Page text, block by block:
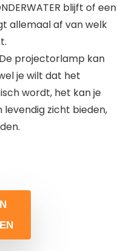
blijft of een
allemaal af van welk
projectorlamp kan
je wilt dat het
wordt, het kan je
zicht bieden,